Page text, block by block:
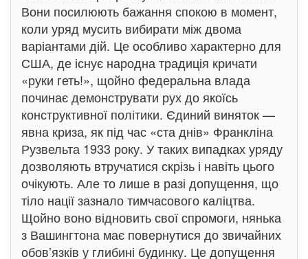
Вони посилюють бажання спокою в момент,
коли уряд мусить вибирати між двома
варіантами дій. Це особливо характерно для
США, де існує народна традиція кричати
«руки геть!», щойно федеральна влада
починає демонструвати рух до якоїсь
конструктивної політики. Єдиний виняток —
явна криза, як під час «ста днів» Франкліна
Рузвельта 1933 року. У таких випадках уряду
дозволяють втручатися скрізь і навіть цього
очікують. Але то лише в разі допущення, що
тіло нації зазнало тимчасового каліцтва.
Щойно воно відновить свої спромоги, нянька
з Вашингтона має повернутися до звичайних
обов’язків у глибині будинку. Це допущення